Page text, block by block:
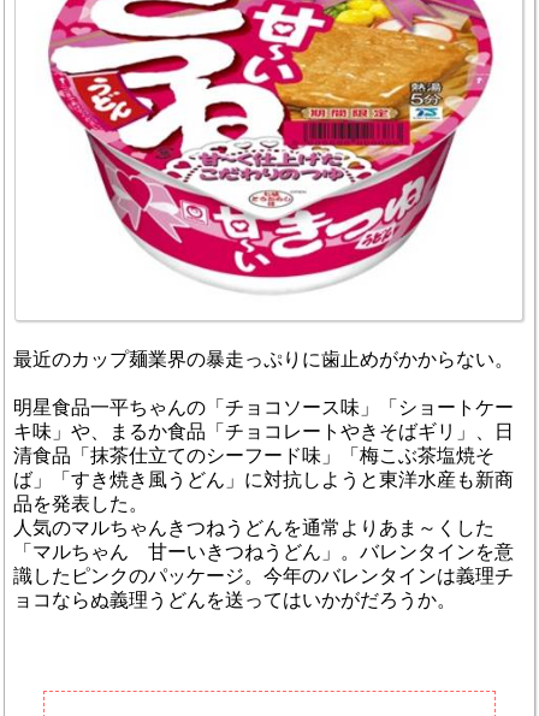
最近のカップ麺業界の暴走っぷりに歯止めがかからない。
明星食品一平ちゃんの「チョコソース味」「ショートケー
キ味」や、まるか食品「チョコレートやきそばギリ」、日
清食品「抹茶仕立てのシーフード味」「梅こぶ茶塩焼そ
ば」「すき焼き風うどん」に対抗しようと東洋水産も新商
品を発表した。
人気のマルちゃんきつねうどんを通常よりあま～くした
「マルちゃん 甘ーいきつねうどん」。バレンタインを意
識したピンクのパッケージ。今年のバレンタインは義理チ
ョコならぬ義理うどんを送ってはいかがだろうか。